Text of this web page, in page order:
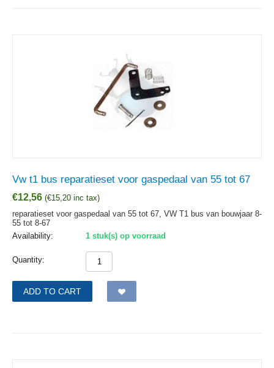
Vw t1 bus reparatieset voor gaspedaal van 55 tot 67
€12,56 (€15,20 inc tax)
reparatieset voor gaspedaal van 55 tot 67, VW T1 bus van bouwjaar 8-
55 tot 8-67
Availability:
1 stuk(s) op voorraad
Quantity:
ADD TO CART